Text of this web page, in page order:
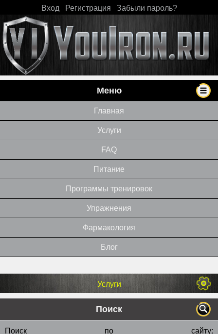
Вход Регистрация Забыли пароль?
Меню
Главная
Услуги
FAQ
Питание
Программы тренировок
Упражнения
Фармакология
Блог
Услуги
Поиск
Поиск по сайту: